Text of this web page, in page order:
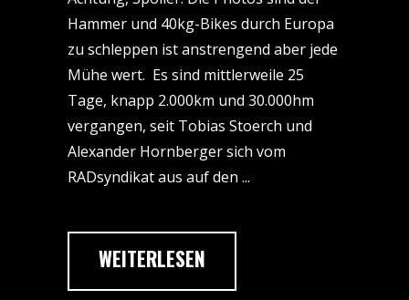
Hammer und 40kg-Bikes durch Europa
zu schleppen ist anstrengend aber jede
Mühe wert. Es sind mittlerweile 25
Tage, knapp 2.000km und 30.000hm
vergangen, seit Tobias Stoerch und
Alexander Hornberger sich vom
RADsyndikat aus auf den
WEITERLESEN